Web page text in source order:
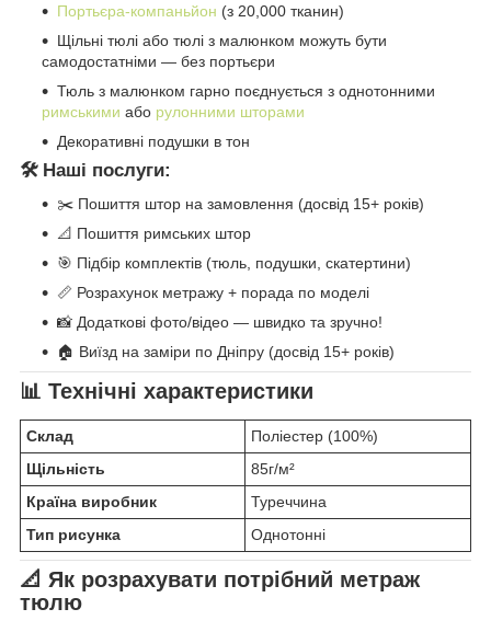
Портьєра-компаньйон (з 20,000 тканин)
Щільні тюлі або тюлі з малюнком можуть бути
самодостатніми — без портьєри
Тюль з малюнком гарно поєднується з однотонними
римськими або рулонними шторами
Декоративні подушки в тон
🛠️ Наші послуги:
✂️ Пошиття штор на замовлення (досвід 15+ років)
📐 Пошиття римських штор
🎯 Підбір комплектів (тюль, подушки, скатертини)
📏 Розрахунок метражу + порада по моделі
📸 Додаткові фото/відео — швидко та зручно!
🏠 Виїзд на заміри по Дніпру (досвід 15+ років)
📊 Технічні характеристики
Склад
Поліестер (100%)
Щільність
85г/м²
Країна виробник
Туреччина
Тип рисунка
Однотонні
📐 Як розрахувати потрібний метраж
тюлю